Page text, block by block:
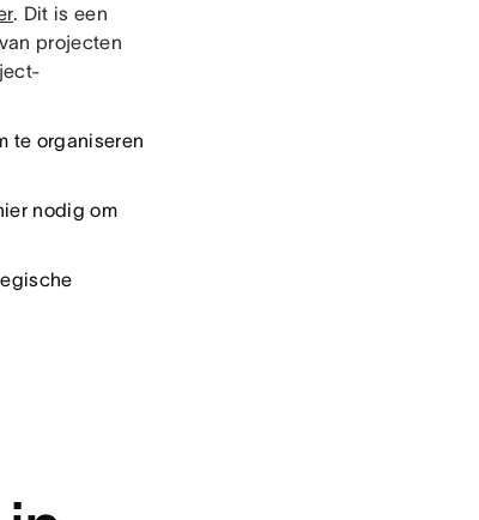
. Dit is een
projecten
te organiseren
nodig om